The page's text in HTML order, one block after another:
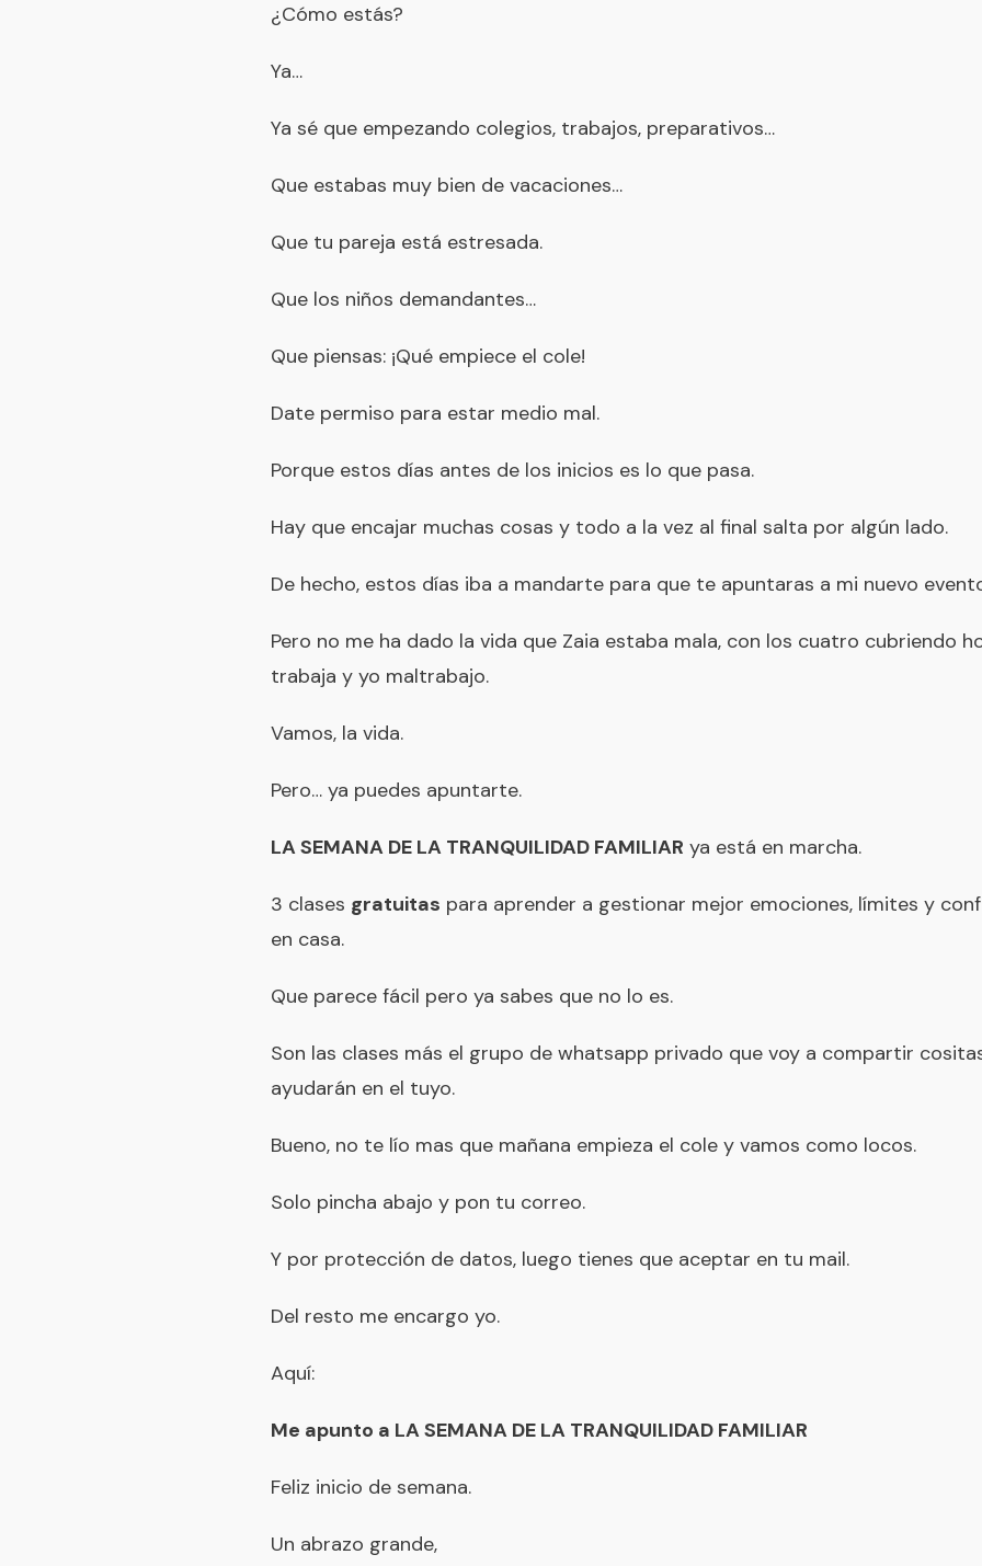
¿Cómo estás?
Ya…
Ya sé que empezando colegios, trabajos, preparativos…
Que estabas muy bien de vacaciones…
Que tu pareja está estresada.
Que los niños demandantes…
Que piensas: ¡Qué empiece el cole!
Date permiso para estar medio mal.
Porque estos días antes de los inicios es lo que pasa.
Hay que encajar muchas cosas y todo a la vez al final salta por algún lado.
De hecho, estos días iba a mandarte para que te apuntaras a mi nuevo
Pero no me ha dado la vida que Zaia estaba mala, con los cuatro cubriendo
trabaja y yo maltrabajo.
Vamos, la vida.
Pero… ya puedes apuntarte.
LA SEMANA DE LA TRANQUILIDAD FAMILIAR ya está en marcha.
3 clases gratuitas para aprender a gestionar mejor emociones, límites y
en casa.
Que parece fácil pero ya sabes que no lo es.
Son las clases más el grupo de whatsapp privado que voy a compartir
ayudarán en el tuyo.
Bueno, no te lío mas que mañana empieza el cole y vamos como locos.
Solo pincha abajo y pon tu correo.
Y por protección de datos, luego tienes que aceptar en tu mail.
Del resto me encargo yo.
Aquí:
Me apunto a LA SEMANA DE LA TRANQUILIDAD FAMILIAR
Feliz inicio de semana.
Un abrazo grande,